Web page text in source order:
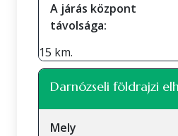
A járás központ
távolsága:
15 km.
Darnózseli földrajzi
Mely